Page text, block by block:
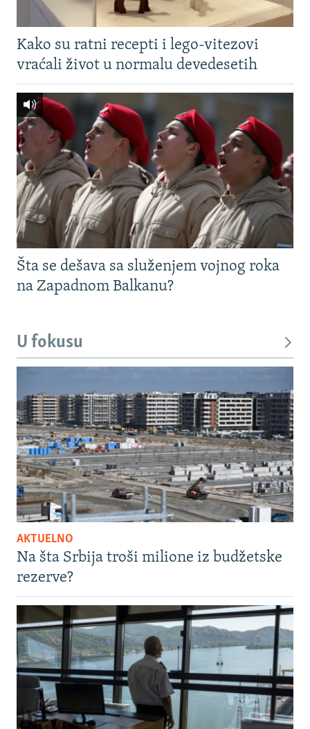
Kako su ratni recepti i lego-vitezovi
vraćali život u normalu devedesetih
Šta se dešava sa služenjem vojnog roka
na Zapadnom Balkanu?
U fokusu
AKTUELNO
Na šta Srbija troši milione iz budžetske
rezerve?